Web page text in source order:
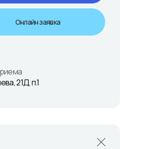
Онлайн заявка
21Д, п.1